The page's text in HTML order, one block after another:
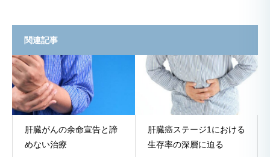
関連記事
肝臓がんの余命宣告と諦
めない治療
肝臓癌ステージ1における
生存率の深層に迫る